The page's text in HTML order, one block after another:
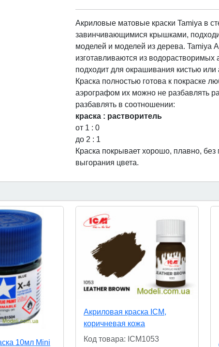
Акриловые матовые краски Tamiya в
завинчивающимися крышками,
моделей и моделей из дерева. Tamiya
изготавливаются из
подходит для окрашивания кистью
Краска полностью готова к покраске
аэрографом их можно не разбавлять
разбавлять в соотношении:
краска : растворитель
от 1 : 0
до 2 : 1
Краска покрывает хорошо, плавно,
выгорания цвета.
10мл Mini
Акриловая краска ICM,
коричневая кожа
Код товара: ICM1053